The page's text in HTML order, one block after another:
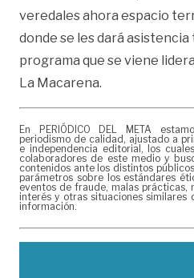
veredales ahora espacio
donde se les dará
programa que se viene
La Macarena.
En PERIÓDICO DEL META
periodismo de calidad, ajustado a
e independencia editorial, los
colaboradores de este medio y
contenidos ante los distintos
parámetros sobre los estándares
eventos de fraude, malas prácticas,
interés y otras situaciones
información.